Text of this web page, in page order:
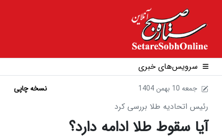
سرویس‌های خبری
1404 جمعه 10 بهمن نسخه چاپی
رئیس اتحادیه طلا بررسی کرد
آیا سقوط طلا ادامه دارد؟